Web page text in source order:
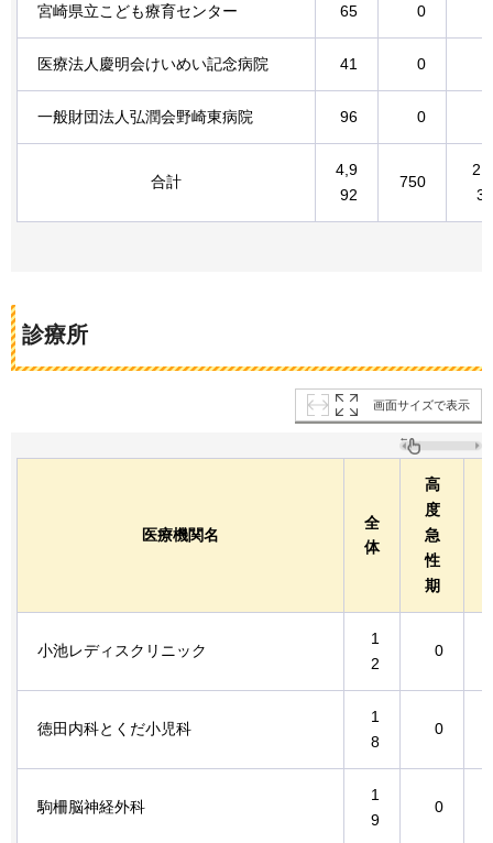
宮崎県立こども療育センター 65 0
医療法人慶明会けいめい記念病院 41 0
一般財団法人弘潤会野崎東病院 96 0
合計
4,9
92
750
2,2
32
診療所
画面サイズで表示
医療機関名
全
体
高
度
急
性
期
小池レディスクリニック
1
2
0
徳田内科とくだ小児科
1
8
0
駒柵脳神経外科
1
9
0